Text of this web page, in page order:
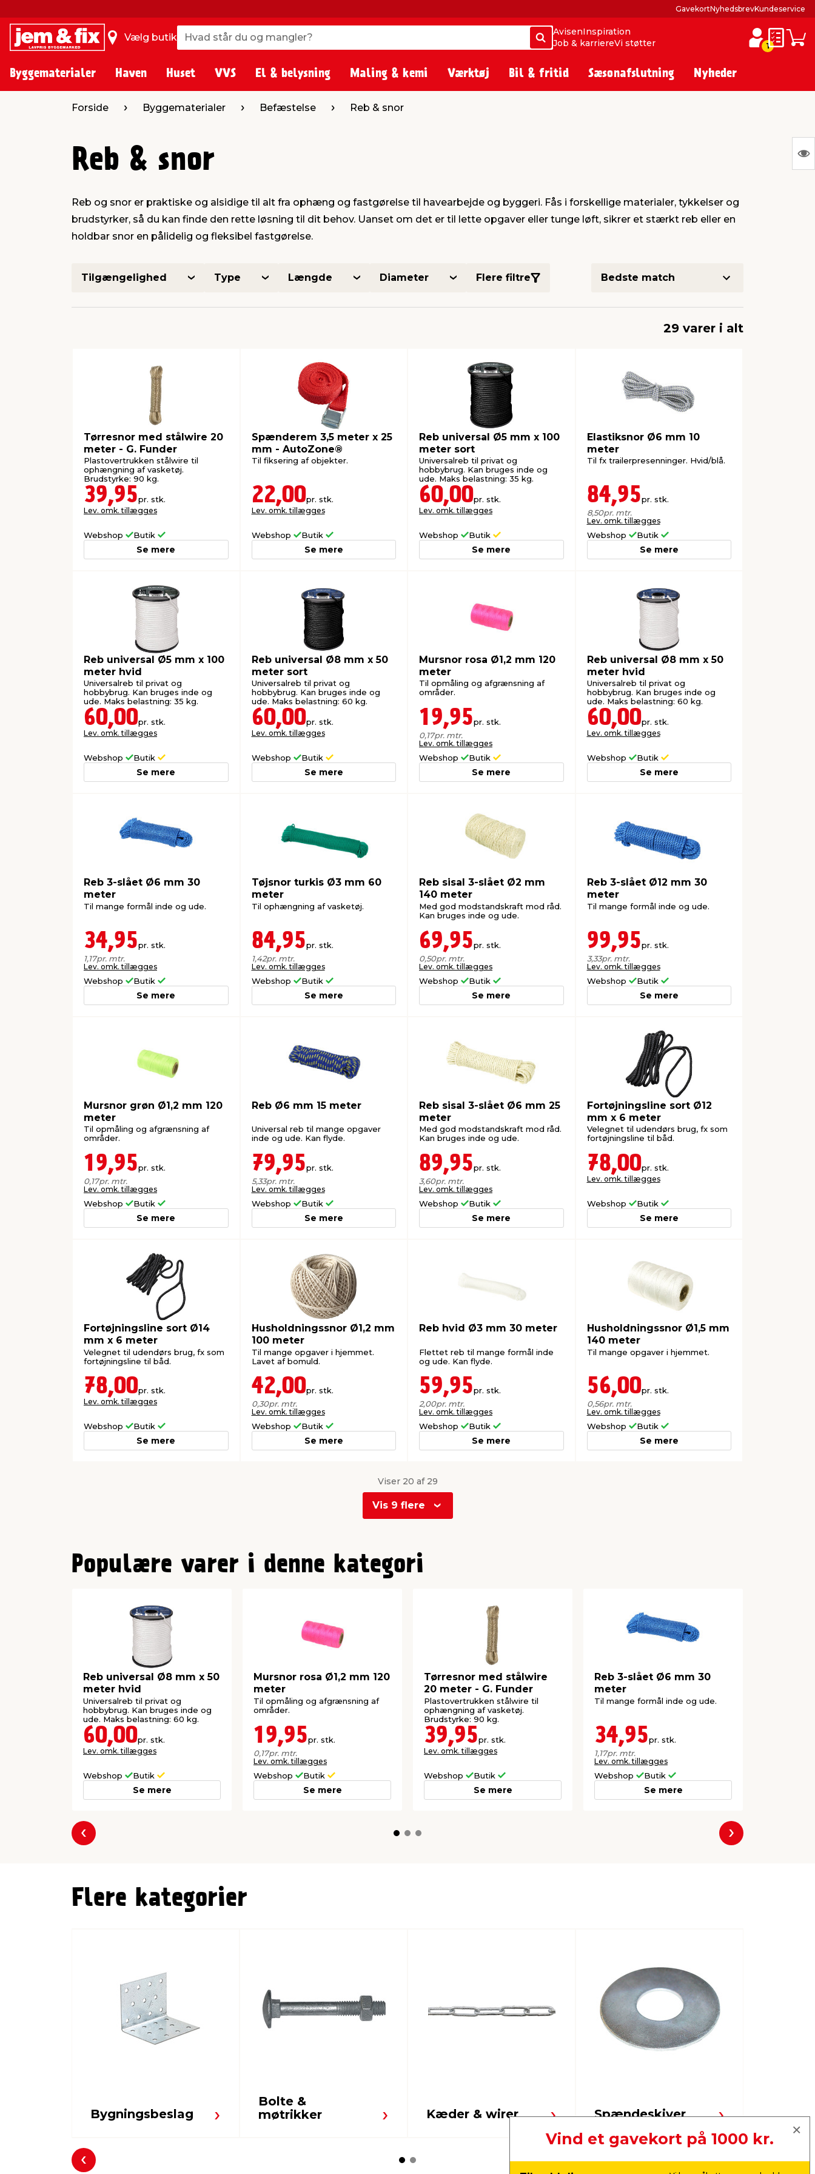
Vælg butik Hvad står du og mangler?
Søg
Hvad står du og mangler?
Søg
AvisenInspiration
Job & karriereVi støtter 1
GavekortNyhedsbrevKundeservice
Byggematerialer Haven Huset VVS El & belysning Maling & kemi Værktøj Bil & fritid Sæsonafslutning Nyheder
Forside Byggematerialer Befæstelse Reb & snor
Reb & snor
Reb og snor er praktiske og alsidige til alt fra ophæng og fastgørelse til havearbejde og byggeri. Fås i forskellige materialer, tykkelser og
brudstyrker, så du kan finde den rette løsning til dit behov. Uanset om det er til lette opgaver eller tunge løft, sikrer et stærkt reb eller en
holdbar snor en pålidelig og fleksibel fastgørelse.
Tilgængelighed Type Længde Diameter Flere filtre
29 varer i alt
Tørresnor med stålwire 20
meter - G. Funder
Plastovertrukken stålwire til
ophængning af vasketøj.
Brudstyrke: 90 kg.
39,95pr. stk.
Lev. omk. tillægges
Webshop Butik
Se mere
Spænderem 3,5 meter x 25
mm - AutoZone®
Til fiksering af objekter.
22,00pr. stk.
Lev. omk. tillægges
Webshop Butik
Se mere
Reb universal Ø5 mm x 100
meter sort
Universalreb til privat og
hobbybrug. Kan bruges inde og
ude. Maks belastning: 35 kg.
60,00pr. stk.
Lev. omk. tillægges
Webshop Butik
Se mere
Elastiksnor Ø6 mm 10
meter
Til fx trailerpresenninger. Hvid/blå.
84,95pr. stk.
8,50pr. mtr.
Lev. omk. tillægges
Webshop Butik
Se mere
Reb universal Ø5 mm x 100
meter hvid
Universalreb til privat og
hobbybrug. Kan bruges inde og
ude. Maks belastning: 35 kg.
60,00pr. stk.
Lev. omk. tillægges
Webshop Butik
Se mere
Reb universal Ø8 mm x 50
meter sort
Universalreb til privat og
hobbybrug. Kan bruges inde og
ude. Maks belastning: 60 kg.
60,00pr. stk.
Lev. omk. tillægges
Webshop Butik
Se mere
Mursnor rosa Ø1,2 mm 120
meter
Til opmåling og afgrænsning af
områder.
19,95pr. stk.
0,17pr. mtr.
Lev. omk. tillægges
Webshop Butik
Se mere
Reb universal Ø8 mm x 50
meter hvid
Universalreb til privat og
hobbybrug. Kan bruges inde og
ude. Maks belastning: 60 kg.
60,00pr. stk.
Lev. omk. tillægges
Webshop Butik
Se mere
Reb 3-slået Ø6 mm 30
meter
Til mange formål inde og ude.
34,95pr. stk.
1,17pr. mtr.
Lev. omk. tillægges
Webshop Butik
Se mere
Tøjsnor turkis Ø3 mm 60
meter
Til ophængning af vasketøj.
84,95pr. stk.
1,42pr. mtr.
Lev. omk. tillægges
Webshop Butik
Se mere
Reb sisal 3-slået Ø2 mm
140 meter
Med god modstandskraft mod råd.
Kan bruges inde og ude.
69,95pr. stk.
0,50pr. mtr.
Lev. omk. tillægges
Webshop Butik
Se mere
Reb 3-slået Ø12 mm 30
meter
Til mange formål inde og ude.
99,95pr. stk.
3,33pr. mtr.
Lev. omk. tillægges
Webshop Butik
Se mere
Mursnor grøn Ø1,2 mm 120
meter
Til opmåling og afgrænsning af
områder.
19,95pr. stk.
0,17pr. mtr.
Lev. omk. tillægges
Webshop Butik
Se mere
Reb Ø6 mm 15 meter
Universal reb til mange opgaver
inde og ude. Kan flyde.
79,95pr. stk.
5,33pr. mtr.
Lev. omk. tillægges
Webshop Butik
Se mere
Reb sisal 3-slået Ø6 mm 25
meter
Med god modstandskraft mod råd.
Kan bruges inde og ude.
89,95pr. stk.
3,60pr. mtr.
Lev. omk. tillægges
Webshop Butik
Se mere
Fortøjningsline sort Ø12
mm x 6 meter
Velegnet til udendørs brug, fx som
fortøjningsline til båd.
78,00pr. stk.
Lev. omk. tillægges
Webshop Butik
Se mere
Fortøjningsline sort Ø14
mm x 6 meter
Velegnet til udendørs brug, fx som
fortøjningsline til båd.
78,00pr. stk.
Lev. omk. tillægges
Webshop Butik
Se mere
Husholdningssnor Ø1,2 mm
100 meter
Til mange opgaver i hjemmet.
Lavet af bomuld.
42,00pr. stk.
0,30pr. mtr.
Lev. omk. tillægges
Webshop Butik
Se mere
Reb hvid Ø3 mm 30 meter
Flettet reb til mange formål inde
og ude. Kan flyde.
59,95pr. stk.
2,00pr. mtr.
Lev. omk. tillægges
Webshop Butik
Se mere
Husholdningssnor Ø1,5 mm
140 meter
Til mange opgaver i hjemmet.
56,00pr. stk.
0,56pr. mtr.
Lev. omk. tillægges
Webshop Butik
Se mere
Viser 20 af 29
Vis 9 flere
Populære varer i denne kategori
Reb universal Ø8 mm x 50
meter hvid
Universalreb til privat og
hobbybrug. Kan bruges inde og
ude. Maks belastning: 60 kg.
60,00pr. stk.
Lev. omk. tillægges
Webshop Butik
Se mere
Mursnor rosa Ø1,2 mm 120
meter
Til opmåling og afgrænsning af
områder.
19,95pr. stk.
0,17pr. mtr.
Lev. omk. tillægges
Webshop Butik
Se mere
Tørresnor med stålwire
20 meter - G. Funder
Plastovertrukken stålwire til
ophængning af vasketøj.
Brudstyrke: 90 kg.
39,95pr. stk.
Lev. omk. tillægges
Webshop Butik
Se mere
Reb 3-slået Ø6 mm 30
meter
Til mange formål inde og ude.
34,95pr. stk.
1,17pr. mtr.
Lev. omk. tillægges
Webshop Butik
Se mere
Forrige Næste
Flere kategorier
Bygningsbeslag
Bolte &
møtrikker
Kæder & wirer Spændeskiver Skruer
Forrige
Vind et gavekort på 1000 kr.